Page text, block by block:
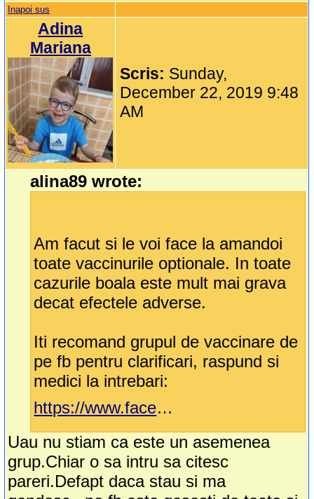
Inapoi sus
Adina
Mariana
Scris: Sunday,
December 22, 2019 9:48
AM
alina89 wrote:
Am facut si le voi face la amandoi
toate vaccinurile optionale. In toate
cazurile boala este mult mai grava
decat efectele adverse.
Iti recomand grupul de vaccinare de
pe fb pentru clarificari, raspund si
medici la intrebari:
https://www.facebook.com/groups/vaccinuri/
Uau nu stiam ca este un asemenea
grup.Chiar o sa intru sa citesc
pareri.Defapt daca stau si ma